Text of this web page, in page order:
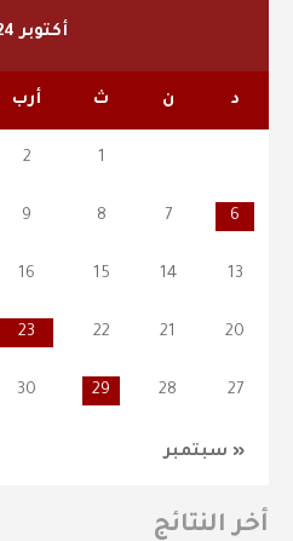
أكتوبر 2024
د ن ث أرب
« سبتمبر
1
2
6
7
8
9
13
14
15
16
20
21
22
23
27
28
29
30
أخر النتائج